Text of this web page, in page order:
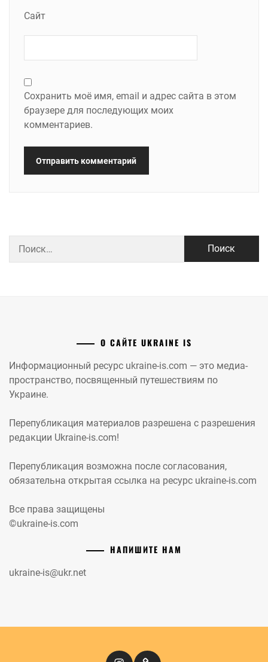
Сайт
Сохранить моё имя, email и адрес сайта в этом
браузере для последующих моих
комментариев.
О САЙТЕ UKRAINE IS
Информационный ресурс ukraine-is.com — это медиа-
пространство, посвященный путешествиям по
Украине.
Перепубликация материалов разрешена с разрешения
редакции Ukraine-is.com!
Перепубликация возможна после согласования,
обязательна открытая ссылка на ресурс ukraine-is.com
Все права защищены
©ukraine-is.com
НАПИШИТЕ НАМ
ukraine-is@ukr.net
InstagramКіномандри